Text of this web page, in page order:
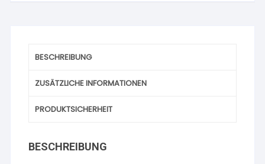
BESCHREIBUNG
ZUSÄTZLICHE INFORMATIONEN
PRODUKTSICHERHEIT
BESCHREIBUNG